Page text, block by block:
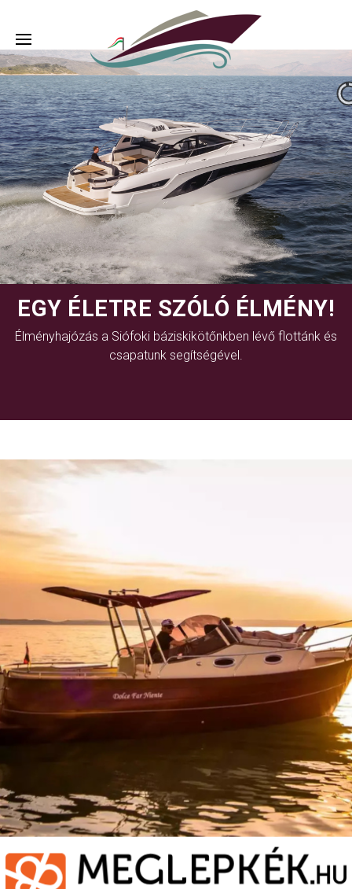
EGY ÉLETRE SZÓLÓ ÉLMÉNY!
Élményhajózás a Siófoki báziskikötőnkben lévő flottánk és
csapatunk segítségével.